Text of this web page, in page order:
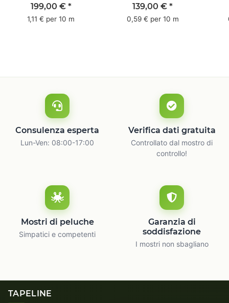
logo - 1 colore - 50
mm x 50 m - caucciù
199,00 € *
1,11 € per 10 m
1 colore - 48 mm x
66 m
139,00 € *
0,59 € per 10 m
Consulenza esperta
Lun-Ven: 08:00-17:00
Verifica dati gratuita
Controllato dal mostro di
controllo!
Mostri di peluche
Simpatici e competenti
Garanzia di
soddisfazione
I mostri non sbagliano
TAPELINE